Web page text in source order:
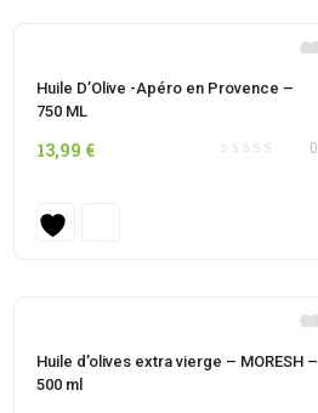
Huile D’Olive -Apéro en Provence –
750 ML
0
13,99 €
Huile d’olives extra vierge – MORESH –
500 ml